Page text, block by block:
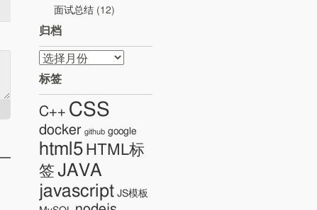
面试总结 (12)
归档
归
档
标签
C++ CSS
docker github google
html5 HTML标
签 JAVA
javascript JS模板